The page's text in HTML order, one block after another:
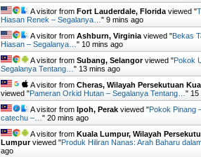
A visitor from Fort Lauderdale, Floridaviewed "
Hiasan Renek – Segalanya… " 9 mins ago
A visitor from Ashburn, Virginiaviewed "Bekas
Hiasan – Segalanya… " 10 mins ago
A visitor from Subang, Selangorviewed "Pokok
Segalanya Tentang… " 13 mins ago
A visitor from Cheras, Wilayah Persekutuan
viewed "Pameran Orkid Hutan – Segalanya Tentang… " 15
A visitor from Ipoh, Perakviewed "Pokok Pinang
catechu –… " 20 mins ago
A visitor from Kuala Lumpur, Wilayah
Lumpurviewed "Produk Hiliran Nanas: Arah Baharu
ago